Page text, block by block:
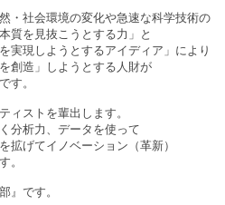
・社会環境の変化や急速な科学技術の
質を見抜こうとする力」と
実現しようとするアイディア」により
創造」しようとする人財が
す。
ィストを輩出します。
分析力、データを使って
拡げてイノベーション（革新）
。
』です。